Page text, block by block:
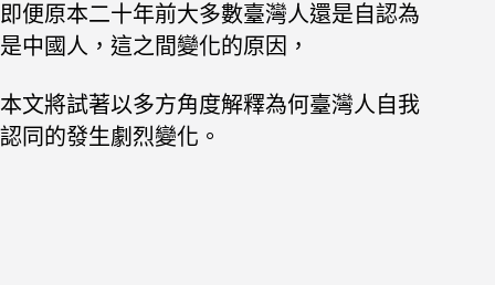
即便原本二十年前大多數臺灣人還是自認為
是中國人，這之間變化的原因，
本文將試著以多方角度解釋為何臺灣人自我
認同的發生劇烈變化。